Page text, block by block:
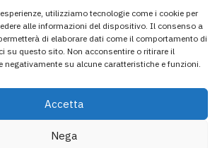
utilizziamo tecnologie come i cookie per
alle informazioni del dispositivo. Il consenso a
di elaborare dati come il comportamento di
su questo sito. Non acconsentire o ritirare il
negativamente su alcune caratteristiche e funzioni.
Accetta
Nega
info@italiacommunication.com
Telefono: 0345 41834